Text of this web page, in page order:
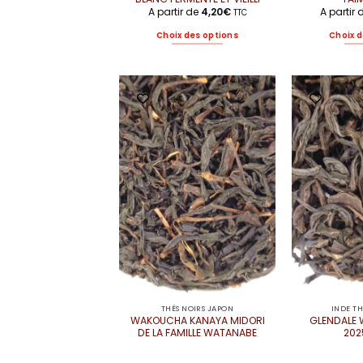
A partir de 4,20€ TTC
Choix des options
a
plusieurs
variations.
Les
options
peuvent
être
choisies
sur
la
page
du
produit
A partir
Choix
THÉS NOIRS JAPON
WAKOUCHA KANAYA MIDORI
DE LA FAMILLE WATANABE
INDE
GLENDALE